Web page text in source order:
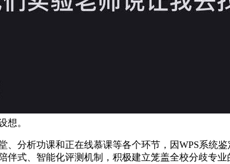
想。
分析功课和正在线慕课等各个环节，因WPS系统鉴
伴式、智能化评测机制，积极建立笼盖全校分歧专